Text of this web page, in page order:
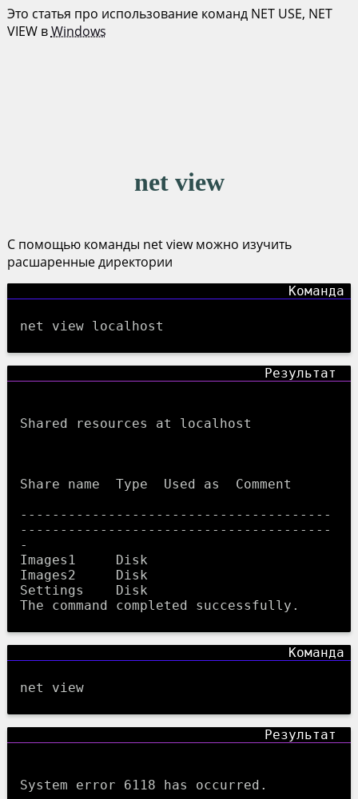
Это статья про использование команд NET USE, NET
VIEW вWindows
net view
С помощью команды net view можно изучить
расшаренные директории
net view localhost
Shared resources at localhost
Share name  Type  Used as  Comment
---------------------------------------
---------------------------------------
-
Images1     Disk
Images2     Disk
Settings    Disk
net view
System error 6118 has occurred.